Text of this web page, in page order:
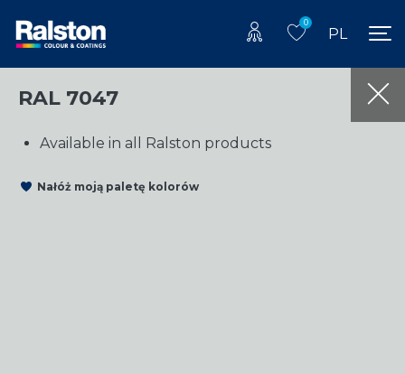
0
PL
RAL 7047
Available in all Ralston products
Nałóż moją paletę kolorów